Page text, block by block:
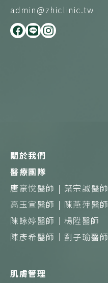
admin@zhiclinic.tw
F
a
L
i
I
n
關於我們
醫療團隊
唐豪悅醫師 | 葉宗誠醫師
高玉宣醫師 | 陳燕萍醫師
陳詠婷醫師｜ 楊陞醫師
陳彥希醫師｜ 劉子瑜醫師
肌膚管理